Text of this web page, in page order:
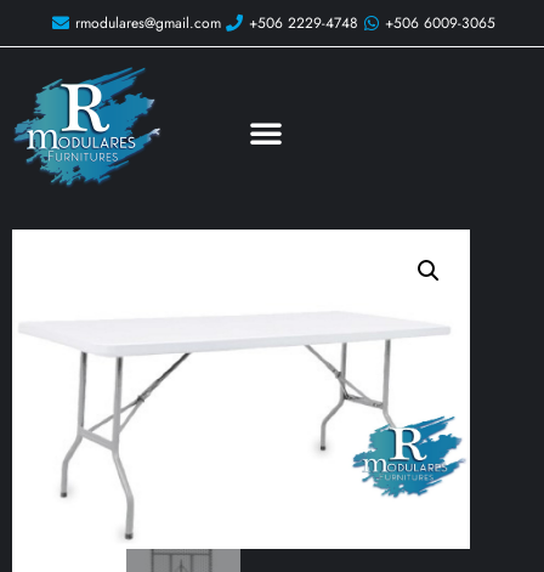
rmodulares@gmail.com +506 2229-4748 +506 6009-3065